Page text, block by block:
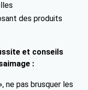
des produits
et conseils
:
ne pas brusquer les